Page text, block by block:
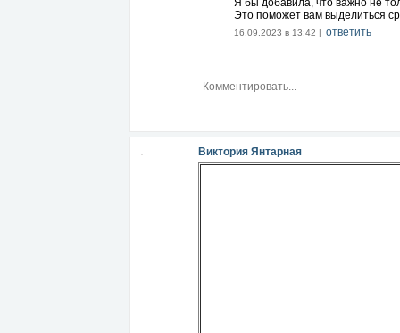
Я бы добавила, что важно не
Это поможет вам выделиться
16.09.2023 в 13:42 | ответить
Виктория Янтарная